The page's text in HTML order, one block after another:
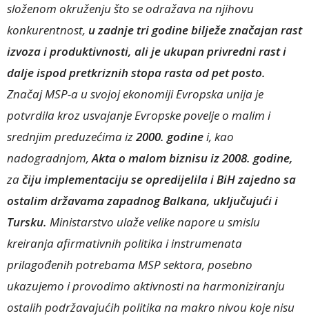
složenom okruženju što se odražava na njihovu
konkurentnost, u zadnje tri godine bilježe značajan rast
izvoza i produktivnosti, ali je ukupan privredni rast i
dalje ispod pretkriznih stopa rasta od pet posto.
Značaj MSP-a u svojoj ekonomiji Evropska unija je
potvrdila kroz usvajanje Evropske povelje o malim i
srednjim preduzećima iz2000. godinei, kao
nadogradnjom,Akta o malom biznisu iz 2008. godine,
začiju implementaciju se opredijelila i BiH zajedno sa
ostalim državama zapadnog Balkana, uključujući i
Tursku. Ministarstvo ulaže velike napore u smislu
kreiranja afirmativnih politika i instrumenata
prilagođenih potrebama MSP sektora, posebno
ukazujemo i provodimo aktivnosti na harmoniziranju
ostalih podržavajućih politika na makro nivou koje nisu